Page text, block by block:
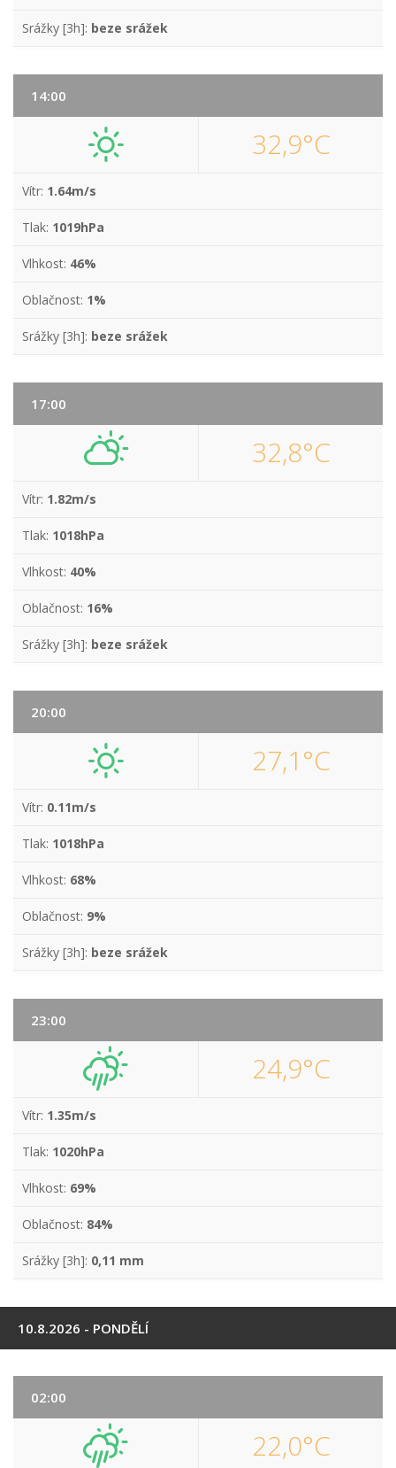
Srážky [3h]: beze srážek
14:00
32,9°C
Vítr: 1.64m/s
Tlak: 1019hPa
Vlhkost: 46%
Oblačnost: 1%
Srážky [3h]: beze srážek
17:00
32,8°C
Vítr: 1.82m/s
Tlak: 1018hPa
Vlhkost: 40%
Oblačnost: 16%
Srážky [3h]: beze srážek
20:00
27,1°C
Vítr: 0.11m/s
Tlak: 1018hPa
Vlhkost: 68%
Oblačnost: 9%
Srážky [3h]: beze srážek
23:00
24,9°C
Vítr: 1.35m/s
Tlak: 1020hPa
Vlhkost: 69%
Oblačnost: 84%
Srážky [3h]: 0,11 mm
10.8.2026 - PONDĚLÍ
02:00
22,0°C